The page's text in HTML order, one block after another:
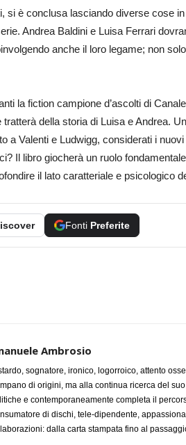
si è conclusa lasciando diverse cose
Andrea Baldini e Luisa Ferrari
anche il loro legame; non
la fiction campione d’ascolti di
tratterà della storia di Luisa e Andrea.
a Valenti e Ludwigg, considerati i
Il libro giocherà un ruolo
il lato caratteriale e psicologico
Fonti Preferite
Ambrosio
sognatore, ironico, logorroico, attento
di origini, ma alla continua ricerca del
e contemporaneamente completa il
di dischi, tele-dipendente,
dalla carta stampata fino al